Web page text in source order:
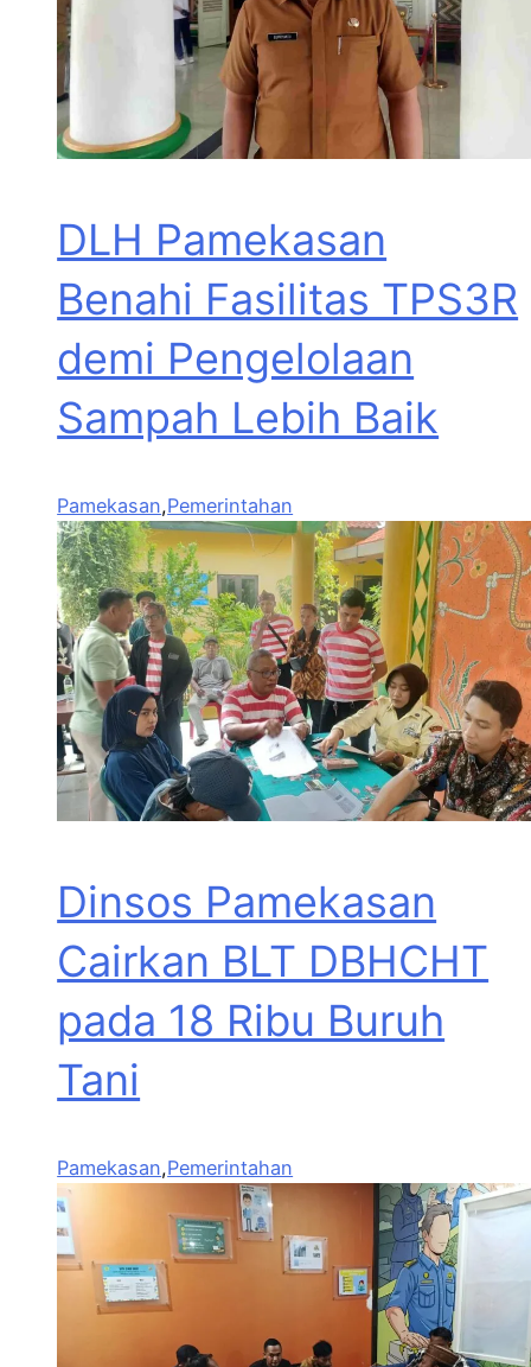
DLH Pamekasan
Benahi Fasilitas TPS3R
demi Pengelolaan
Sampah Lebih Baik
Pamekasan,Pemerintahan
Dinsos Pamekasan
Cairkan BLT DBHCHT
pada 18 Ribu Buruh
Tani
Pamekasan,Pemerintahan